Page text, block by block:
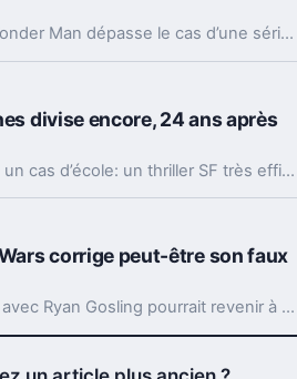
L’arrêt de la saison 2 de Wonder Man dépasse le cas d’une série. Marvel réduit la voilure sur Disney+ pour éviter d’user sa machine cinéma.
divise encore, 24 ans après
Sorti en 2002, Signs reste un cas d’école: un thriller SF très efficace dont la révélation finale continue de diviser autour de M. Night Shyamalan.
corrige peut-être son faux
Le prochain film Star Wars avec Ryan Gosling pourrait revenir à des décors bien réels. Un détail technique, mais pas du tout anodin pour la saga.